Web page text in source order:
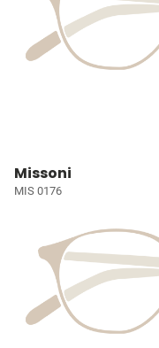
Missoni
MIS 0176